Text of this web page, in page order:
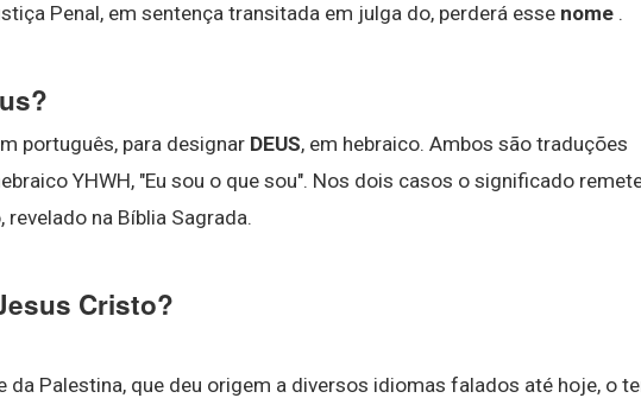
Penal, em sentença transitada em julga do, perderá esse nome .
português, para designar DEUS, em hebraico. Ambos são traduções
YHWH, "Eu sou o que sou". Nos dois casos o significado
revelado na Bíblia Sagrada.
Cristo?
da Palestina, que deu origem a diversos idiomas falados até hoje, o